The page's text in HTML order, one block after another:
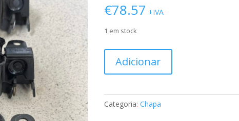
€78.57 +IVA
1 em stock
Fecho
A2198800160
Adicionar
Categoria:Chapa